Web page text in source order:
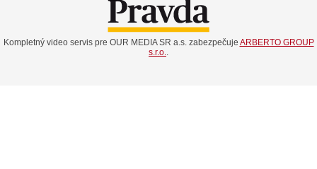
Kompletný video servis pre OUR MEDIA SR a.s. zabezpečuje ARBERTO GROUP
s.r.o..